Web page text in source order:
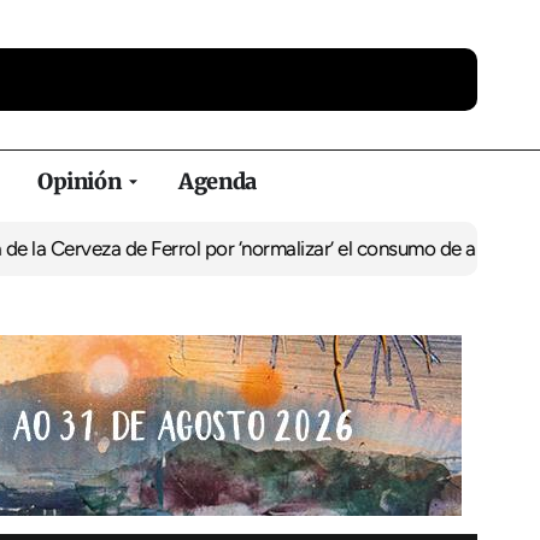
Opinión Agenda
de Ferrol por ‘normalizar’ el consumo de alcoholDe Perlío a